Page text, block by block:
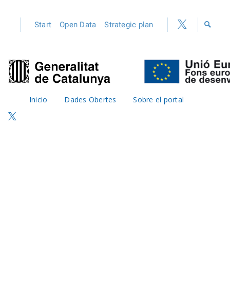
Start Open Data Strategic plan
Inicio Dades Obertes Sobre el portal